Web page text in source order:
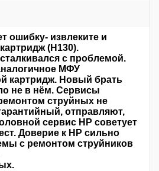
ошибку- извлеките и
(H130).
с проблемой.
МФУ
картридж. Новый брать
не в нём. Сервисы
струйных не
отправляют,
сервис НР советует
Доверие к HP сильно
с ремонтом струйников